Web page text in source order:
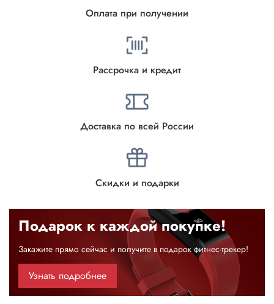
Оплата при получении
Рассрочка и кредит
Доставка по всей России
Скидки и подарки
Подарок к каждой покупке!
Закажите прямо сейчас и получите в подарок фитнес-трекер!
Узнать подробнее